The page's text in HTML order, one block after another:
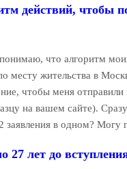
действий, чтобы
что алгоритм
месту жительства в
чтобы меня отправили
на вашем сайте).
заявления в одном? Могу
27 лет до